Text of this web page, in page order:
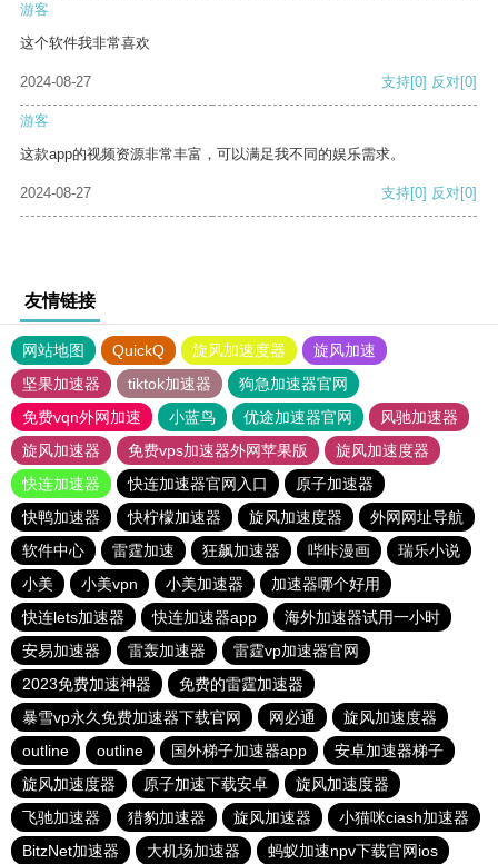
游客
这个软件我非常喜欢
2024-08-27 支持[0] 反对[0]
游客
这款app的视频资源非常丰富，可以满足我不同的娱乐需求。
2024-08-27 支持[0] 反对[0]
友情链接
网站地图 QuickQ 旋风加速度器
旋风加速
坚果加速器
tiktok加速器
狗急加速器官网
免费vqn外网加速
小蓝鸟 优途加速器官网
风驰加速器
旋风加速器
免费vps加速器外网苹果版
旋风加速度器
快连加速器
快连加速器官网入口
原子加速器
快鸭加速器
快柠檬加速器 旋风加速度器
外网网址导航
软件中心
雷霆加速 狂飙加速器 哔咔漫画
瑞乐小说
小美
小美vpn 小美加速器
加速器哪个好用
快连lets加速器
快连加速器app
海外加速器试用一小时
安易加速器
雷轰加速器
雷霆vp加速器官网
2023免费加速神器
免费的雷霆加速器
暴雪vp永久免费加速器下载官网
网必通
旋风加速度器
outline
outline 国外梯子加速器app
安卓加速器梯子
旋风加速度器
原子加速下载安卓
旋风加速度器
飞驰加速器
猎豹加速器 旋风加速器
小猫咪ciash加速器
BitzNet加速器
大机场加速器 蚂蚁加速npv下载官网ios